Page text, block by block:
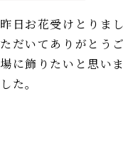
昨日お花受けとりま
ただいてありがとう
場に飾りたいと思い
した。